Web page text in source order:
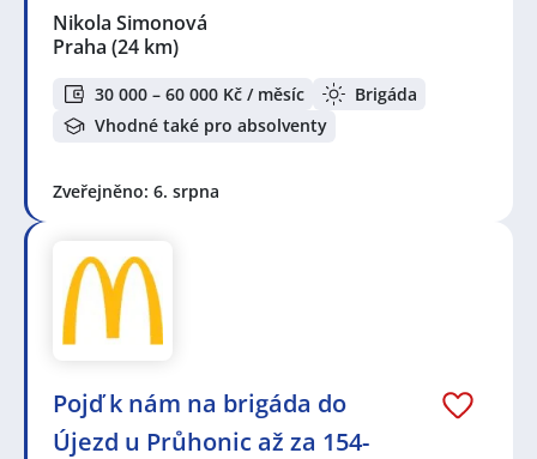
Nikola Simonová
Praha (24 km)
30 000 – 60 000 Kč / měsíc
Brigáda
Vhodné také pro absolventy
Zveřejněno: 6. srpna
Pojď k nám na brigáda do
Újezd u Průhonic až za 154-